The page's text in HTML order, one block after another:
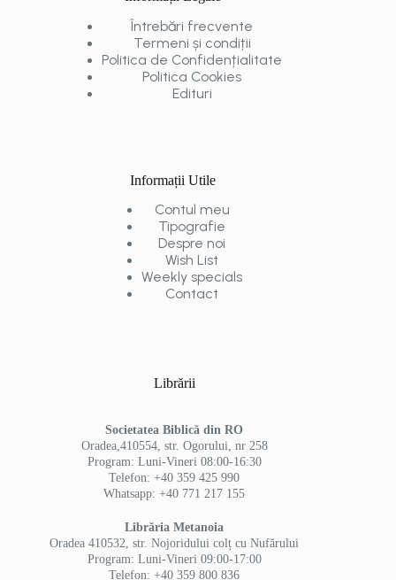
Întrebări frecvente
Termeni și condiții
Politica de Confidențialitate
Politica Cookies
Edituri
Informații Utile
Contul meu
Tipografie
Despre noi
Wish List
Weekly specials
Contact
Librării
Societatea Biblică din RO
Oradea,410554, str. Ogorului, nr 258
Program: Luni-Vineri 08:00-16:30
Telefon: +40 359 425 990
Whatsapp: +40 771 217 155
Librăria Metanoia
Oradea 410532, str. Nojoridului colț cu Nufărului
Program: Luni-Vineri 09:00-17:00
Telefon: +40 359 800 836